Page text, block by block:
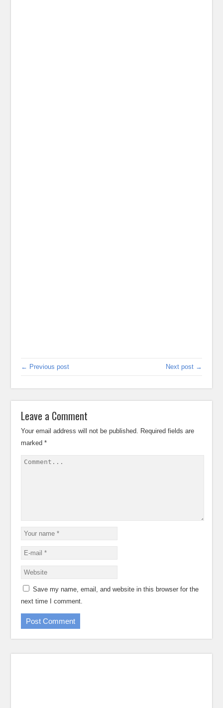
← Previous post Next post →
Leave a Comment
Your email address will not be published. Required fields are
marked*
Save my name, email, and website in this browser for the
next time I comment.